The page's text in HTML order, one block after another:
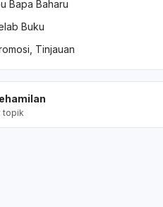
Bapa Baharu
Buku
Tinjauan
topik